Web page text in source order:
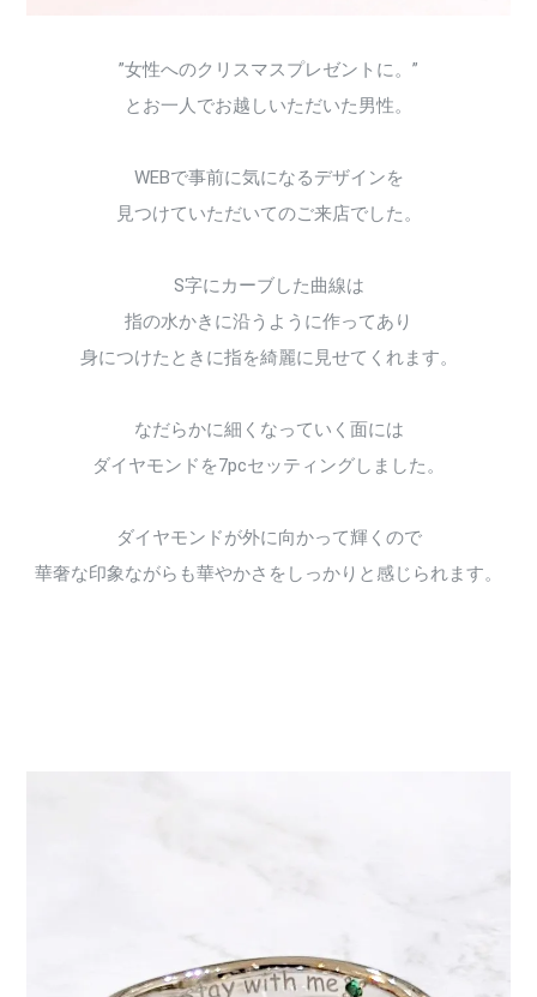
”女性へのクリスマスプレゼントに。”
とお一人でお越しいただいた男性。
WEBで事前に気になるデザインを
見つけていただいてのご来店でした。
S字にカーブした曲線は
指の水かきに沿うように作ってあり
身につけたときに指を綺麗に見せてくれます。
なだらかに細くなっていく面には
ダイヤモンドを7pcセッティングしました。
ダイヤモンドが外に向かって輝くので
華奢な印象ながらも華やかさをしっかりと感じられます。